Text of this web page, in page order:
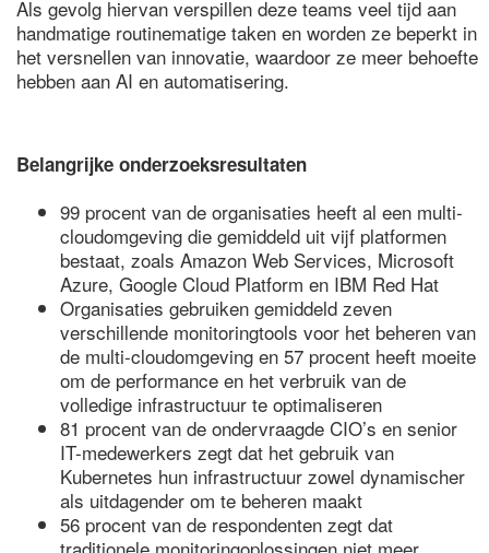
Als gevolg hiervan verspillen deze teams veel tijd aan
handmatige routinematige taken en worden ze beperkt in
het versnellen van innovatie, waardoor ze meer behoefte
hebben aan AI en automatisering.
Belangrijke onderzoeksresultaten
99 procent van de organisaties heeft al een multi-
cloudomgeving die gemiddeld uit vijf platformen
bestaat, zoals Amazon Web Services, Microsoft
Azure, Google Cloud Platform en IBM Red Hat
Organisaties gebruiken gemiddeld zeven
verschillende monitoringtools voor het beheren van
de multi-cloudomgeving en 57 procent heeft moeite
om de performance en het verbruik van de
volledige infrastructuur te optimaliseren
81 procent van de ondervraagde CIO’s en senior
IT-medewerkers zegt dat het gebruik van
Kubernetes hun infrastructuur zowel dynamischer
als uitdagender om te beheren maakt
56 procent van de respondenten zegt dat